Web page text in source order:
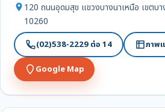
120 ถนนอุดมสุข แขวงบางนาเหนือ เขตบ
10260
(02)538-2229 ต่อ 14 ภาพ
Google Map